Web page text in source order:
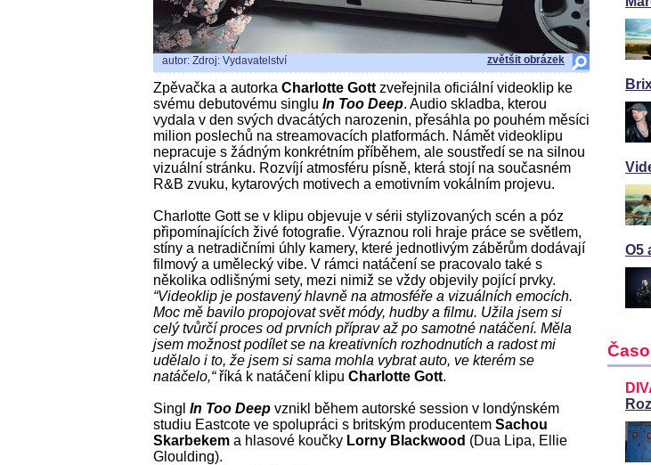
autor: Zdroj: Vydavatelství zvětšit obrázek
Zpěvačka a autorka Charlotte Gott zveřejnila oficiální videoklip ke
svému debutovému singlu In Too Deep. Audio skladba, kterou
vydala v den svých dvacátých narozenin, přesáhla po pouhém měsíci
milion poslechů na streamovacích platformách. Námět videoklipu
nepracuje s žádným konkrétním příběhem, ale soustředí se na silnou
vizuální stránku. Rozvíjí atmosféru písně, která stojí na současném
R&B zvuku, kytarových motivech a emotivním vokálním projevu.
Charlotte Gott se v klipu objevuje v sérii stylizovaných scén a póz
připomínajících živé fotografie. Výraznou roli hraje práce se světlem,
stíny a netradičními úhly kamery, které jednotlivým záběrům dodávají
filmový a umělecký vibe. V rámci natáčení se pracovalo také s
několika odlišnými sety, mezi nimiž se vždy objevily pojící prvky.
“Videoklip je postavený hlavně na atmosféře a vizuálních emocích.
Moc mě bavilo propojovat svět módy, hudby a filmu. Užila jsem si
celý tvůrčí proces od prvních příprav až po samotné natáčení. Měla
jsem možnost podílet se na kreativních rozhodnutích a radost mi
udělalo i to, že jsem si sama mohla vybrat auto, ve kterém se
natáčelo,“říká k natáčení klipu Charlotte Gott.
Singl In Too Deep vznikl během autorské session v londýnském
studiu Eastcote ve spolupráci s britským producentem Sachou
Skarbekem a hlasové koučky Lorny Blackwood (Dua Lipa, Ellie
Gloulding).
O5